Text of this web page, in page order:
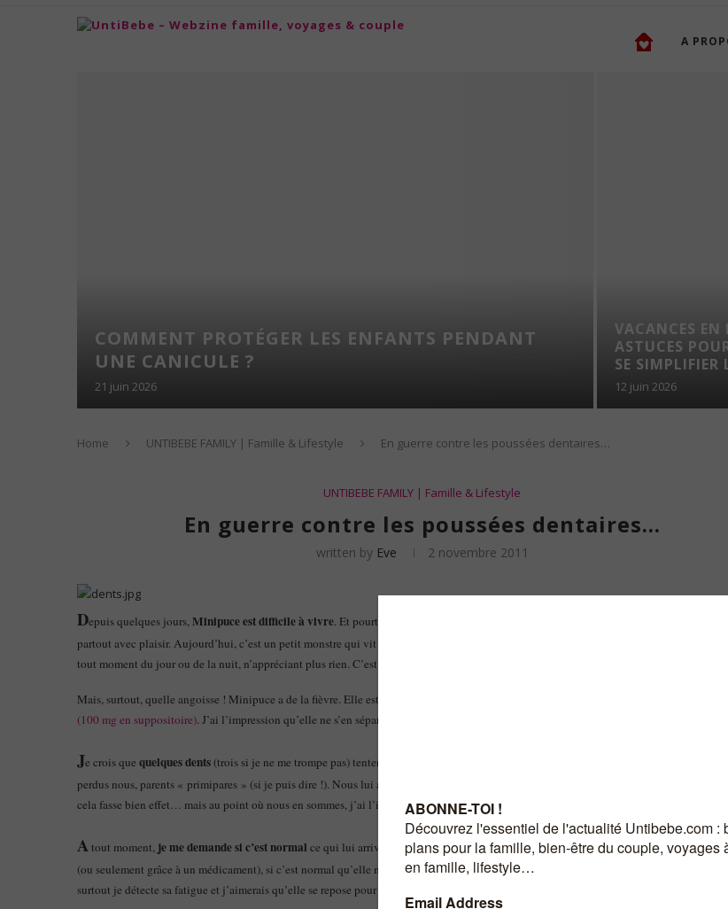
A
COMMENT PROTÉGER LES ENFANTS PENDANT
UNE CANICULE ?
21 juin 2026
VACANCES EN
ASTUCES
SE SIMPLIFIER
12 juin 2026
Home UNTIBEBE FAMILY | Famille & Lifestyle En guerre contre les poussées dentaires…
UNTIBEBE FAMILY | Famille & Lifestyle
En guerre contre les poussées dentaires…
written by Eve 2 novembre 2011
Depuis quelques jours,Minipuce est difficile à vivre. Et pourtant, la semaine dernière, elle était « parfaite ». Souriante, enjouée,
partout avec plaisir. Aujourd’hui, c’est un petit monstre qui vit à nos côtés (vive Halloween !). Un bébé qui pleure, qui hurle, qui grogne
tout moment du jour ou de la nuit, n’appréciant plus rien. C’est bien simple, je ne sais plus ce que c’est de passer une bonne nuit.
Mais, surtout, quelle angoisse ! Minipuce a de la fièvre. Elle est même montée à 40°C avant hier ! Sa température baisse à coup de
(100 mg en suppositoire). J’ai l’impression qu’elle ne s’en sépare plus. Depuis hier après-midi, elle a des selles liquides.
Je crois que quelques dents(trois si je ne me trompe pas) tentent de percer. Mais l’opération ne semble pas aisée et, franchement, on est
perdus nous, parents « primipares » (si je puis dire !). Nous lui avons donc acheté Camilia en dosettes. pour l’instant, je ne suis pas
cela fasse bien effet… mais au point où nous en sommes, j’ai l’impression que rien ne fonctionne.
Atout moment, je me demande si c’est normal ce qui lui arrive, si ses cris ne cachent pas autre chose, si c’est normal que la fièvre ne
(ou seulement grâce à un médicament), si c’est normal qu’elle ne veuille plus dormir et combien de temps cela va durer. Je n’en peux
surtout je détecte sa fatigue et j’aimerais qu’elle se repose pour retrouver sa joie de vivre.